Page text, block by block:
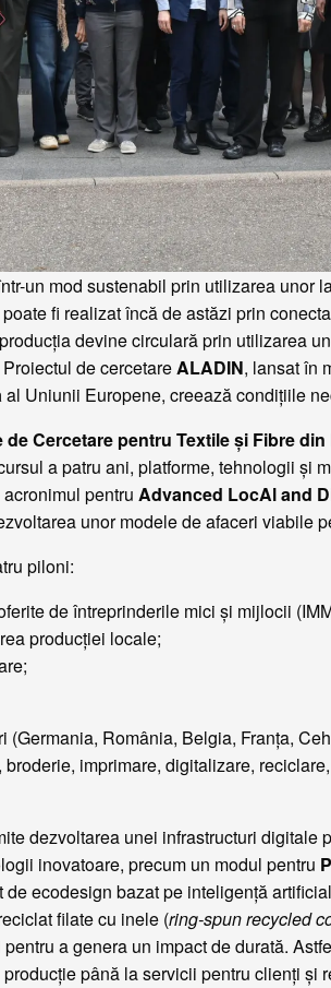
un mod sustenabil prin utilizarea unor
fi realizat încă de astăzi prin
devine circulară prin utilizarea
de cercetareALADIN, lansat în
al Uniunii Europene, creează condițiile
Cercetare pentru Textile și Fibre
a patru ani, platforme, tehnologii și
pentru Advanced LocAl and
unor modele de afaceri viabile
piloni:
de întreprinderile mici și mijlocii
producției locale;
România, Belgia, Franța,
imprimare, digitalizare,
dezvoltarea unei infrastructuri digitale
inovatoare, precum un modul pentru
de ecodesign bazat pe inteligență
filate cu inele (ring-spun recycled
a genera un impact de durată.
până la servicii pentru clienți și